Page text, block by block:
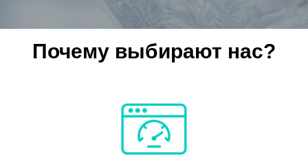
Почему выбирают нас?